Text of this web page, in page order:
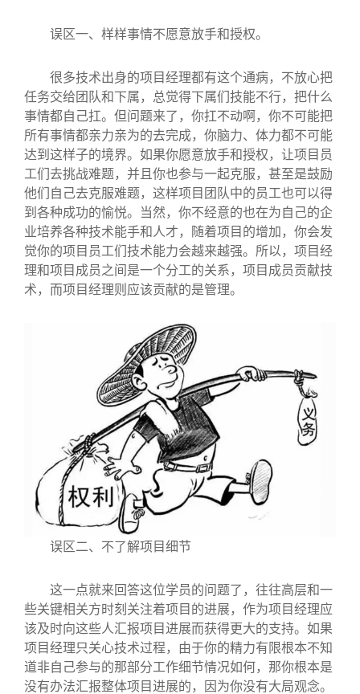
误区一、样样事情不愿意放手和授权。
很多技术出身的项目经理都有这个通病，不放心把
任务交给团队和下属，总觉得下属们技能不行，把什么
事情都自己扛。但问题来了，你扛不动啊，你不可能把
所有事情都亲力亲为的去完成，你脑力、体力都不可能
达到这样子的境界。如果你愿意放手和授权，让项目员
工们去挑战难题，并且你也参与一起克服，甚至是鼓励
他们自己去克服难题，这样项目团队中的员工也可以得
到各种成功的愉悦。当然，你不经意的也在为自己的企
业培养各种技术能手和人才，随着项目的增加，你会发
觉你的项目员工们技术能力会越来越强。所以，项目经
理和项目成员之间是一个分工的关系，项目成员贡献技
术，而项目经理则应该贡献的是管理。
误区二、不了解项目细节
这一点就来回答这位学员的问题了，往往高层和一
些关键相关方时刻关注着项目的进展，作为项目经理应
该及时向这些人汇报项目进展而获得更大的支持。如果
项目经理只关心技术过程，由于你的精力有限根本不知
道非自己参与的那部分工作细节情况如何，那你根本是
没有办法汇报整体项目进展的，因为你没有大局观念。